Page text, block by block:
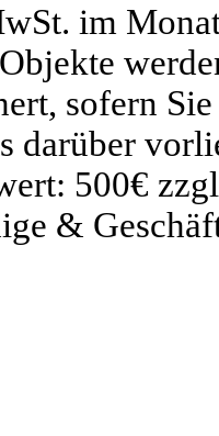
im
sofern
darüber
500€
&